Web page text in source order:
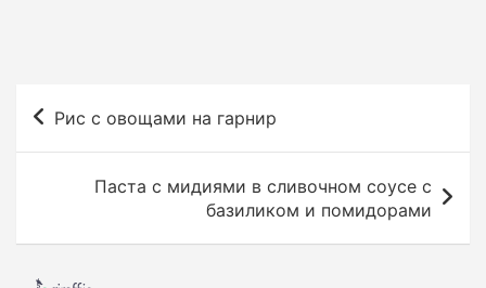
г
Рис с овощами на гарнир
Паста с мидиями в сливочном соусе с
базиликом и помидорами